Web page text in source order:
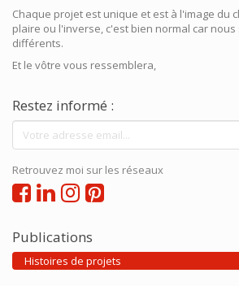
Chaque projet est unique et est à l'image du
plaire ou l'inverse, c'est bien normal car nous
différents.
Et le vôtre vous ressemblera,
Restez informé :
Retrouvez moi sur les réseaux
Publications
Histoires de projets